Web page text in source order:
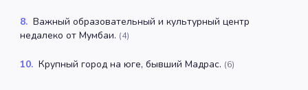
8. Важный образовательный и культурный центр
недалеко от Мумбаи. (4)
10. Крупный город на юге, бывший Мадрас. (6)